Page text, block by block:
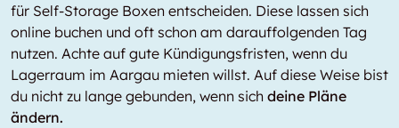
für Self-Storage Boxen entscheiden. Diese lassen sich
online buchen und oft schon am darauffolgenden Tag
nutzen. Achte auf gute Kündigungsfristen, wenn du
Lagerraum im Aargau mieten willst. Auf diese Weise bist
du nicht zu lange gebunden, wenn sich deine Pläne
ändern.